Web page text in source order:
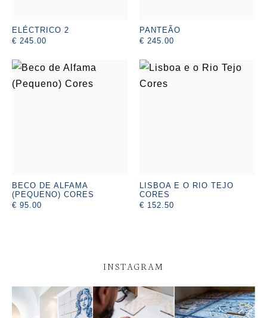
ELÉCTRICO 2
€ 245.00
PANTEÃO
€ 245.00
BECO DE ALFAMA
(PEQUENO) CORES
€ 95.00
LISBOA E O RIO TEJO
CORES
€ 152.50
INSTAGRAM